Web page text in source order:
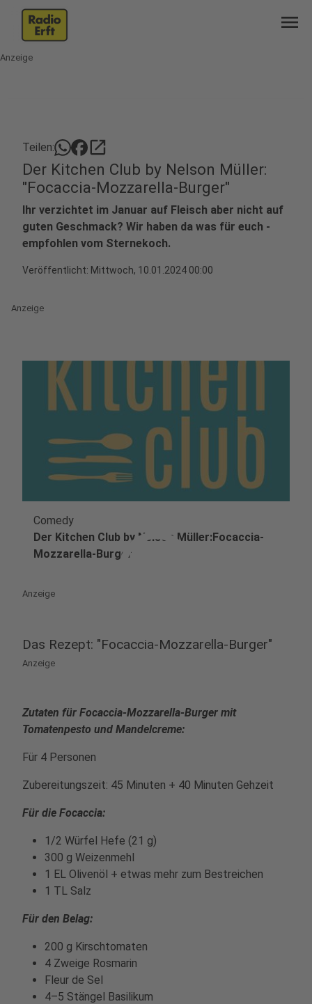
menu
Anzeige
Teilen: open_in_new
Der Kitchen Club by Nelson Müller:
"Focaccia-Mozzarella-Burger"
Ihr verzichtet im Januar auf Fleisch aber nicht auf
guten Geschmack? Wir haben da was für euch -
empfohlen vom Sternekoch.
Veröffentlicht: Mittwoch, 10.01.2024 00:00
Anzeige
play_circle
Comedy
Der Kitchen Club by Nelson Müller:Focaccia-
Mozzarella-Burger
Anzeige
Das Rezept: "Focaccia-Mozzarella-Burger"
Anzeige
Zutaten für Focaccia-Mozzarella-Burger mit
Tomatenpesto und Mandelcreme:
Für 4 Personen
Zubereitungszeit: 45 Minuten + 40 Minuten Gehzeit
Für die Focaccia:
1/2 Würfel Hefe (21 g)
300 g Weizenmehl
1 EL Olivenöl + etwas mehr zum Bestreichen
1 TL Salz
Für den Belag:
200 g Kirschtomaten
4 Zweige Rosmarin
Fleur de Sel
4–5 Stängel Basilikum